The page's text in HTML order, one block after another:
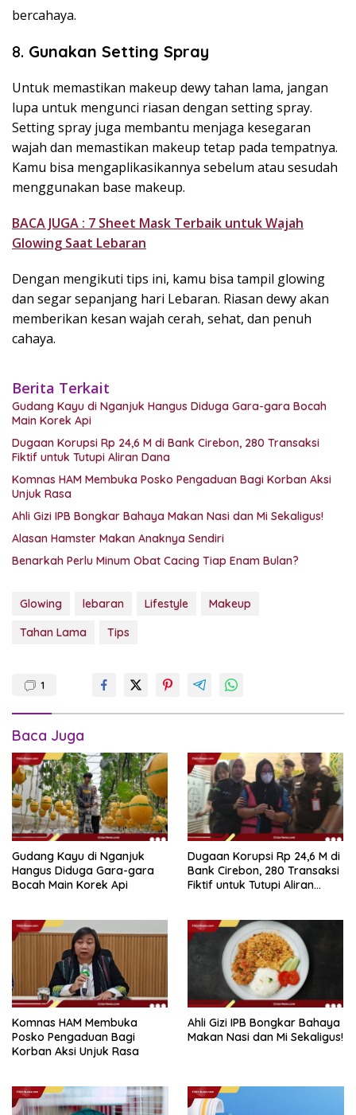
bercahaya.
8. Gunakan Setting Spray
Untuk memastikan makeup dewy tahan lama, jangan
lupa untuk mengunci riasan dengan setting spray.
Setting spray juga membantu menjaga kesegaran
wajah dan memastikan makeup tetap pada tempatnya.
Kamu bisa mengaplikasikannya sebelum atau sesudah
menggunakan base makeup.
BACA JUGA : 7 Sheet Mask Terbaik untuk Wajah
Glowing Saat Lebaran
Dengan mengikuti tips ini, kamu bisa tampil glowing
dan segar sepanjang hari Lebaran. Riasan dewy akan
memberikan kesan wajah cerah, sehat, dan penuh
cahaya.
Berita Terkait
Gudang Kayu di Nganjuk Hangus Diduga Gara-gara Bocah
Main Korek Api
Dugaan Korupsi Rp 24,6 M di Bank Cirebon, 280 Transaksi
Fiktif untuk Tutupi Aliran Dana
Komnas HAM Membuka Posko Pengaduan Bagi Korban Aksi
Unjuk Rasa
Ahli Gizi IPB Bongkar Bahaya Makan Nasi dan Mi Sekaligus!
Alasan Hamster Makan Anaknya Sendiri
Benarkah Perlu Minum Obat Cacing Tiap Enam Bulan?
Glowing lebaran Lifestyle
Makeup
Tahan Lama
Tips
1
Baca Juga
Gudang Kayu di Nganjuk
Hangus Diduga Gara-gara
Bocah Main Korek Api
Dugaan Korupsi Rp 24,6 M di
Bank Cirebon, 280 Transaksi
Fiktif untuk Tutupi Aliran
Komnas HAM Membuka
Posko Pengaduan Bagi
Korban Aksi Unjuk Rasa
Ahli Gizi IPB Bongkar Bahaya
Makan Nasi dan Mi Sekaligus!